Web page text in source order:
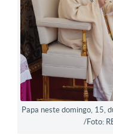
Papa neste domingo, 15,
/Foto: